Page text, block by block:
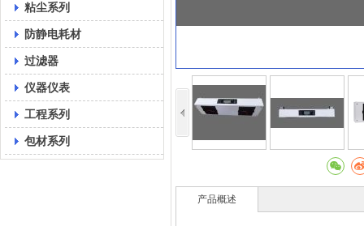
粘尘系列
防静电耗材
过滤器
仪器仪表
工程系列
包材系列
产品概述